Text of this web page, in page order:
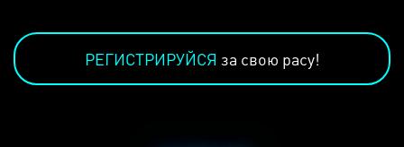
РЕГИСТРИРУЙСЯ за свою расу!